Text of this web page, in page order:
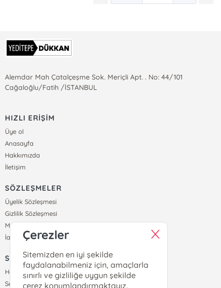
Alemdar Mah Çatalçeşme Sok. Meriçli Apt. . No: 44/101
Cağaloğlu/Fatih /İSTANBUL
HIZLI ERİŞİM
Üye ol
Anasayfa
Hakkımızda
İletişim
SÖZLEŞMELER
Üyelik Sözleşmesi
Gizlilik Sözleşmesi
Mesafeli Satış Sözleşmesi
İade ve Teslimat Koşulları
SİPARİŞ
Hesabım
Sepetim
Çerezler
Sitemizden en iyi şekilde
faydalanabilmeniz için, amaçlarla
sınırlı ve gizliliğe uygun şekilde
çerez konumlandırmaktayız.